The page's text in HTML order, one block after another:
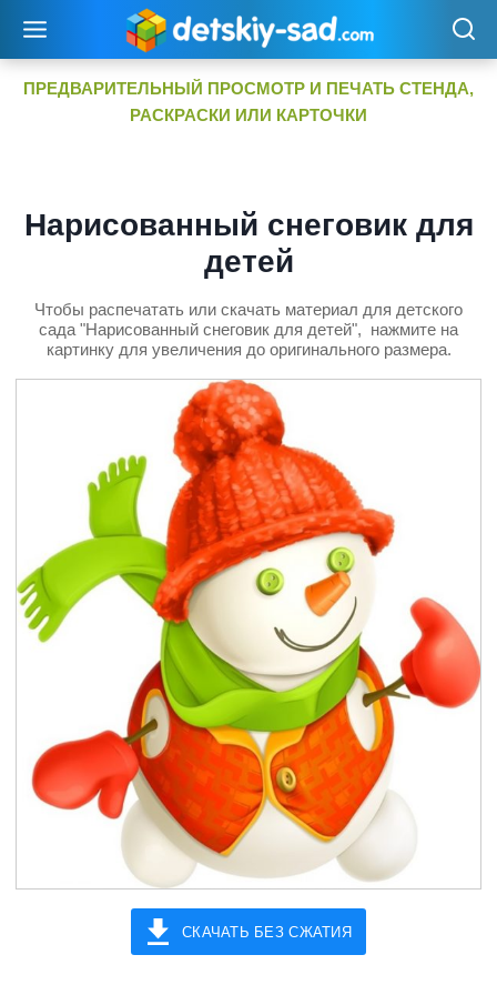
содержимому
ПРЕДВАРИТЕЛЬНЫЙ ПРОСМОТР И ПЕЧАТЬ СТЕНДА,
РАСКРАСКИ ИЛИ КАРТОЧКИ
Нарисованный снеговик для
детей
Чтобы распечатать или скачать материал для детского
сада "Нарисованный снеговик для детей", нажмите на
картинку для увеличения до оригинального размера.
СКАЧАТЬ БЕЗ СЖАТИЯ